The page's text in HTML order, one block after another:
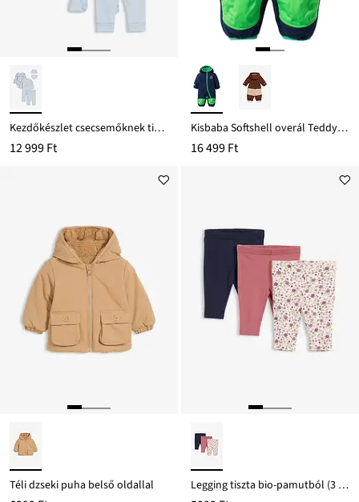
Kezdőkészlet csecsemőknek tiszta bio-pamutból (5-részes szett)
12 999 Ft
Kisbaba Softshell overál Teddy-polár anyaggal
16 499 Ft
Téli dzseki puha belső oldallal Legging tiszta bio-pamutból (3 db-os csomag)